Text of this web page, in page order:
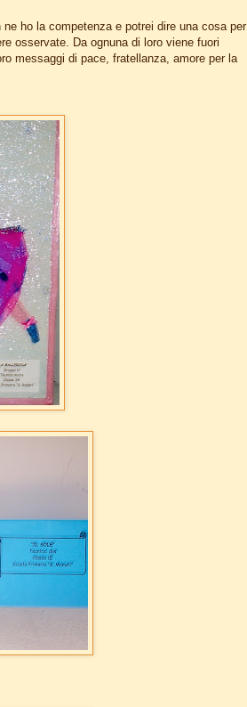
ho la competenza e potrei dire una cosa per
osservate. Da ognuna di loro viene fuori
messaggi di pace, fratellanza, amore per la